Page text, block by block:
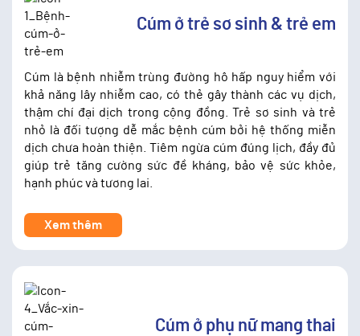
Cúm ở trẻ sơ sinh & trẻ em
Cúm là bệnh nhiễm trùng đường hô hấp nguy hiểm với
khả năng lây nhiễm cao, có thẻ gây thành các vụ dịch,
thậm chí đại dịch trong cộng đồng. Trẻ sơ sinh và trẻ
nhỏ là đối tượng dễ mắc bệnh cúm bởi hệ thống miễn
dịch chưa hoàn thiện. Tiêm ngừa cúm đúng lịch, đầy đủ
giúp trẻ tăng cường sức đề kháng, bảo vệ sức khỏe,
hạnh phúc và tương lai.
Xem thêm
Cúm ở phụ nữ mang thai